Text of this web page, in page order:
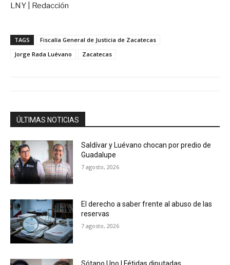
LNY | Redacción
TAGS
Fiscalía General de Justicia de Zacatecas
Jorge Rada Luévano
Zacatecas
ÚLTIMAS NOTICIAS
Saldívar y Luévano chocan por predio de
Guadalupe
7 agosto, 2026
El derecho a saber frente al abuso de las
reservas
7 agosto, 2026